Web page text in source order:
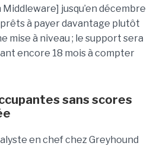
jusqu’en décembre
à payer davantage plutôt
mise à niveau ; le support sera
encore 18 mois à compter
sans scores
en chef chez Greyhound